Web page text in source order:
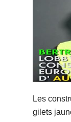
Les
gilets